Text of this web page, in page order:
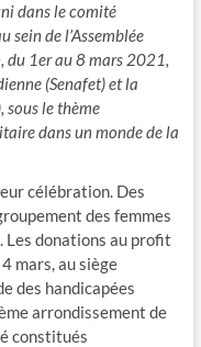
dans le comité
sein de l’Assemblée
du 1er au 8 mars 2021,
(Senafet) et la
sous le thème
dans un monde de la
célébration. Des
des femmes
Les donations au profit
mars, au siège
des handicapées
arrondissement de
constitués